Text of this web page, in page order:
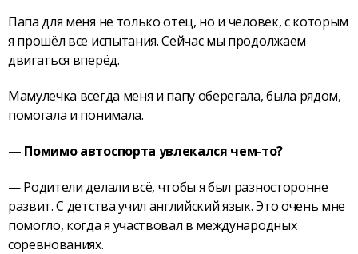
Папа для меня не только отец, но и человек, с которым
я прошёл все испытания. Сейчас мы продолжаем
двигаться вперёд.
Мамулечка всегда меня и папу оберегала, была рядом,
помогала и понимала.
— Помимо автоспорта увлекался чем-то?
— Родители делали всё, чтобы я был разносторонне
развит. С детства учил английский язык. Это очень мне
помогло, когда я участвовал в международных
соревнованиях.